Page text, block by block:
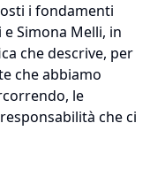
i fondamenti
Simona Melli, in
che descrive, per
che abbiamo
le
che ci